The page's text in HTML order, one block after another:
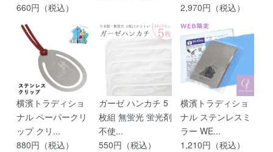
660円（税込）
2,970円（税込）
横濱トラディショ
ナル ペーパークリ
ップ クリ...
880円（税込）
ガーゼ ハンカチ 5
枚組 無蛍光 蛍光剤
不使...
550円（税込）
横濱トラディショ
ナル ステンレスミ
ラー WE...
1,210円（税込）